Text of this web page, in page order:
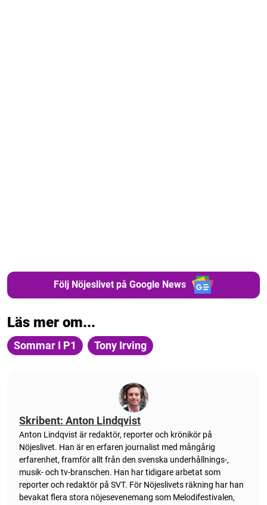
Följ Nöjeslivet på Google News
Läs mer om...
Sommar I P1 Tony Irving
Skribent: Anton Lindqvist
Anton Lindqvist är redaktör, reporter och krönikör på
Nöjeslivet. Han är en erfaren journalist med mångårig
erfarenhet, framför allt från den svenska underhållnings-,
musik- och tv-branschen. Han har tidigare arbetat som
reporter och redaktör på SVT. För Nöjeslivets räkning har han
bevakat flera stora nöjesevenemang som Melodifestivalen,